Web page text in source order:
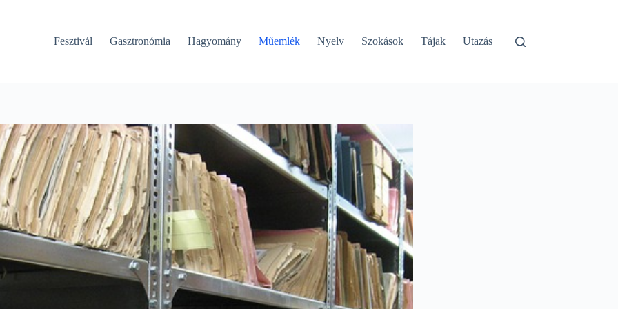
Fesztivál Gasztronómia Hagyomány Műemlék Nyelv Szokások Tájak Utazás